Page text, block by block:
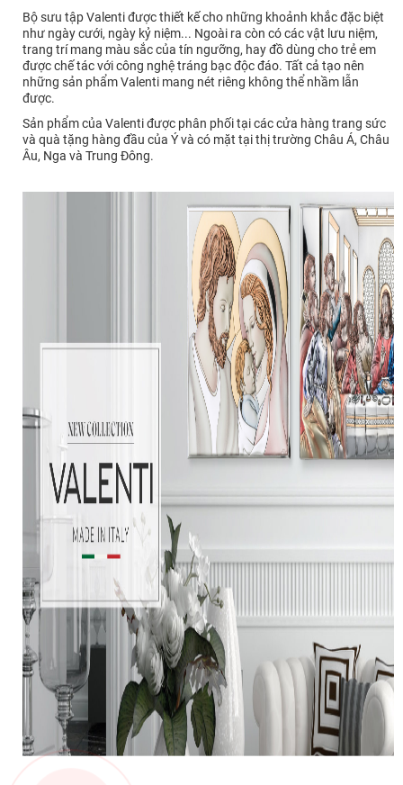
Bộ sưu tập Valenti được thiết kế cho những khoảnh khắc đặc biệt
như ngày cưới, ngày kỷ niệm... Ngoài ra còn có các vật lưu niệm,
trang trí mang màu sắc của tín ngưỡng, hay đồ dùng cho trẻ em
được chế tác với công nghệ tráng bạc độc đáo. Tất cả tạo nên
những sản phẩm Valenti mang nét riêng không thể nhầm lẫn
được.
Sản phẩm của Valenti được phân phối tại các cửa hàng trang sức
và quà tặng hàng đầu của Ý và có mặt tại thị trường Châu Á, Châu
Âu, Nga và Trung Đông.